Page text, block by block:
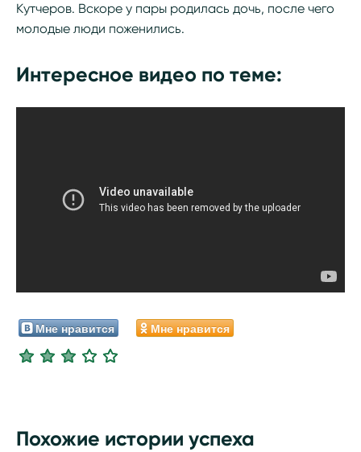
Кутчеров. Вскоре у пары родилась дочь, после чего
молодые люди поженились.
Интересное видео по теме:
Мне нравится Мне нравится
Похожие истории успеха